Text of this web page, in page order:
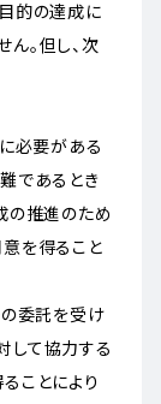
的の達成に
。但し、次
必要がある
であるとき
の推進のため
を得ること
の委託を受け
して協力する
ことにより